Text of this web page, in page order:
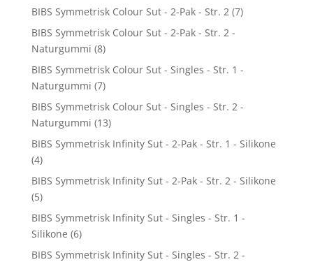
BIBS Symmetrisk Colour Sut - 2-Pak - Str. 2 (7)
BIBS Symmetrisk Colour Sut - 2-Pak - Str. 2 -
Naturgummi (8)
BIBS Symmetrisk Colour Sut - Singles - Str. 1 -
Naturgummi (7)
BIBS Symmetrisk Colour Sut - Singles - Str. 2 -
Naturgummi (13)
BIBS Symmetrisk Infinity Sut - 2-Pak - Str. 1 - Silikone
(4)
BIBS Symmetrisk Infinity Sut - 2-Pak - Str. 2 - Silikone
(5)
BIBS Symmetrisk Infinity Sut - Singles - Str. 1 -
Silikone (6)
BIBS Symmetrisk Infinity Sut - Singles - Str. 2 -